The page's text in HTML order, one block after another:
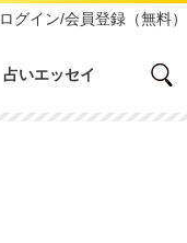
ログイン/会員登録（無料）
占いエッセイ